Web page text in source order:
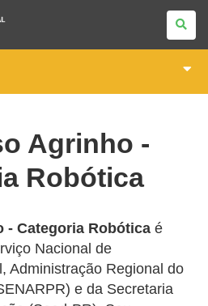
Agrinho -
Robótica
- Categoria Robótica é
Nacional de
Administração Regional do
e da Secretaria